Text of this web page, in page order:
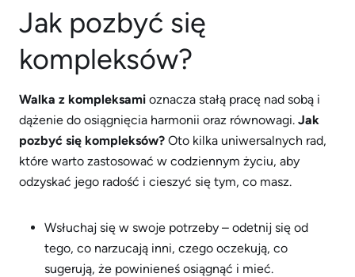
Jak pozbyć się
kompleksów?
Walka z kompleksami oznacza stałą pracę nad sobą i
dążenie do osiągnięcia harmonii oraz równowagi. Jak
pozbyć się kompleksów? Oto kilka uniwersalnych rad,
które warto zastosować w codziennym życiu, aby
odzyskać jego radość i cieszyć się tym, co masz.
Wsłuchaj się w swoje potrzeby – odetnij się od
tego, co narzucają inni, czego oczekują, co
sugerują, że powinieneś osiągnąć i mieć.